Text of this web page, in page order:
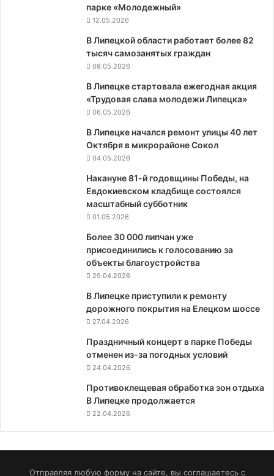
парке «Молодежный»
12.05.2026
В Липецкой области работает более 82
тысяч самозанятых граждан
08.05.2026
В Липецке стартовала ежегодная акция
«Трудовая слава молодежи Липецка»
06.05.2026
В Липецке начался ремонт улицы 40 лет
Октября в микрорайоне Сокол
04.05.2026
Накануне 81-й годовщины Победы, на
Евдокиевском кладбище состоялся
масштабный субботник
01.05.2026
Более 30 000 липчан уже
присоединились к голосованию за
объекты благоустройства
29.04.2026
В Липецке приступили к ремонту
дорожного покрытия на Елецком шоссе
27.04.2026
Праздничный концерт в парке Победы
отменен из-за погодных условий
24.04.2026
Противоклещевая обработка зон отдыха
В Липецке продолжается
22.04.2026
Отправляя любую форму на сайте, вы соглашаетесь с